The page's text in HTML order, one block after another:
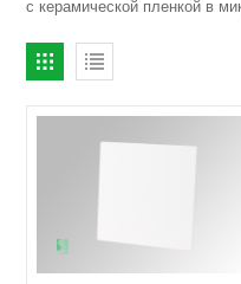
с керамической пленкой в